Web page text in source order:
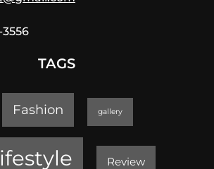
3556
TAGS
Fashion gallery
Review